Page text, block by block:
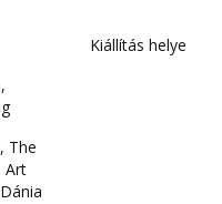
Kiállítás helye
The
Art